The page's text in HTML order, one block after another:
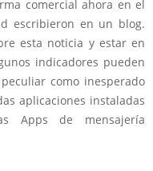
comercial ahora en el
escribieron en un blog.
esta noticia y estar en
indicadores pueden
como inesperado
aplicaciones instaladas
Apps de mensajería